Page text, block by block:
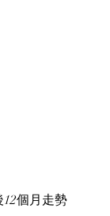
個月走勢